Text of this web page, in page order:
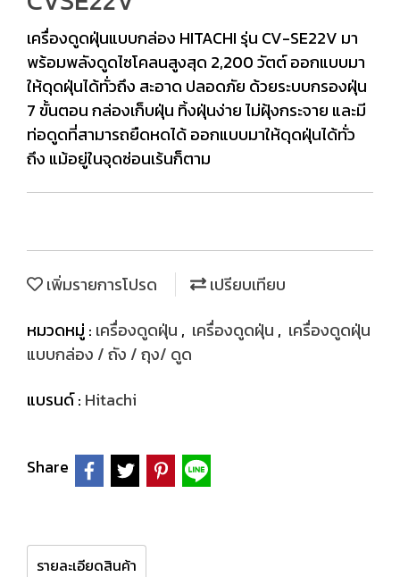
เครื่องดูดฝุ่นแบบกล่อง HITACHI รุ่น CV-SE22V มา
พร้อมพลังดูดไซโคลนสูงสุด 2,200 วัตต์ ออกแบบมา
ให้ดุดฝุ่นได้ทั่วถึง สะอาด ปลอดภัย ด้วยระบบกรองฝุ่น
7 ขั้นตอน กล่องเก็บฝุ่น ทิ้งฝุ่นง่าย ไม่ฝุ้งกระจาย และมี
ท่อดูดที่สามารถยืดหดได้ ออกแบบมาให้ดุดฝุ่นได้ทั่ว
ถึง แม้อยู่ในจุดซ่อนเร้นก็ตาม
เพิ่มรายการโปรด
เปรียบเทียบ
หมวดหมู่ : เครื่องดูดฝุ่น , เครื่องดูดฝุ่น , เครื่องดูดฝุ่น
แบบกล่อง / ถัง / ถุง/ ดูด
แบรนด์ : Hitachi
Share
รายละเอียดสินค้า